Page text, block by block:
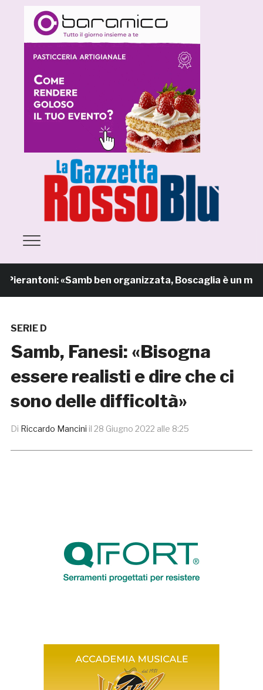
«Samb ben organizzata, Boscaglia è un
SERIE D
Samb, Fanesi: «Bisogna
essere realisti e dire che ci
sono delle difficoltà»
Di Riccardo Mancini il 28 Giugno 2022 alle 8:25